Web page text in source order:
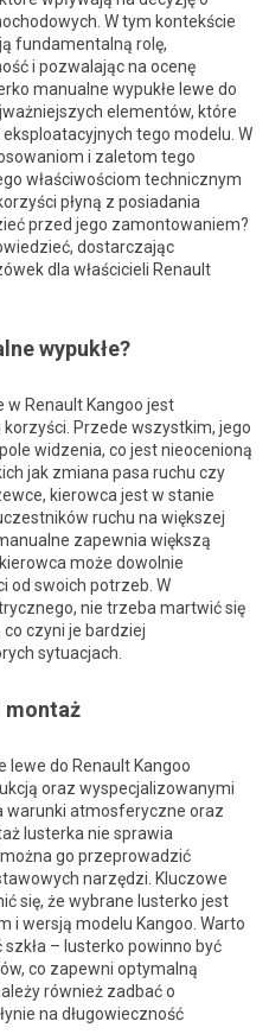
W tym kontekście
fundamentalną rolę,
i pozwalając na ocenę
manualne wypukłe lewe do
elementów, które
tego modelu. W
i zaletom tego
właściwościom technicznym
płyną z posiadania
przed jego zamontowaniem?
dostarczając
dla właścicieli Renault
wypukłe?
w Renault Kangoo jest
Przede wszystkim, jego
widzenia, co jest nieocenioną
jak zmiana pasa ruchu czy
kierowca jest w stanie
ruchu na większej
zapewnia większą
może dowolnie
od swoich potrzeb. W
nie trzeba martwić się
czyni je bardziej
sytuacjach.
montaż
lewe do Renault Kangoo
oraz wyspecjalizowanymi
warunki atmosferyczne oraz
lusterka nie sprawia
go przeprowadzić
narzędzi. Kluczowe
się, że wybrane lusterko jest
i wersją modelu Kangoo. Warto
– lusterko powinno być
co zapewni optymalną
również zadbać o
na długowieczność